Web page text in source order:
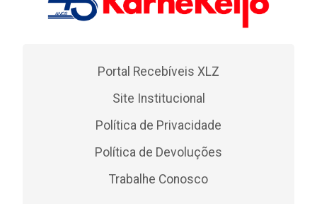
Portal Recebíveis XLZ
Site Institucional
Política de Privacidade
Política de Devoluções
Trabalhe Conosco